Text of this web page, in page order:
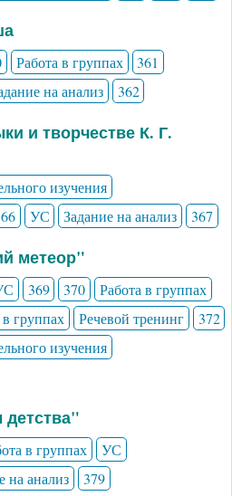
Работа в группах
361
на анализ 362
и творчестве К. Г.
изучения
УС Задание на анализ 367
метеор"
369 370
Работа в группах
группах Речевой тренинг
372
изучения
детства"
в группах
УС
на анализ 379